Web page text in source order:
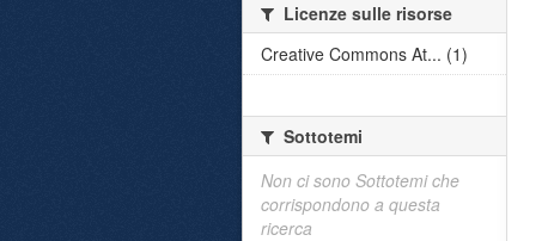
Licenze sulle risorse
Creative Commons At... (1)
Sottotemi
Non ci sono Sottotemi che
corrispondono a questa
ricerca